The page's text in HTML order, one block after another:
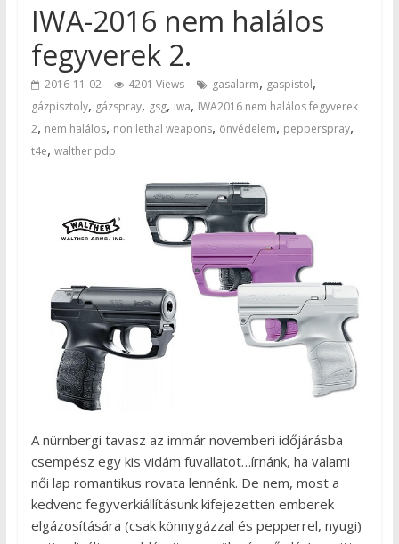
IWA-2016 nem halálos
fegyverek 2.
2016-11-02 4201 Views gasalarm, gaspistol,
gázpisztoly, gázspray, gsg, iwa, IWA2016 nem halálos fegyverek
2, nem halálos, non lethal weapons, önvédelem, pepperspray,
t4e, walther pdp
A nürnbergi tavasz az immár novemberi időjárásba
csempész egy kis vidám fuvallatot…írnánk, ha valami
női lap romantikus rovata lennénk. De nem, most a
kedvenc fegyverkiállításunk kifejezetten emberek
elgázosítására (csak könnygázzal és pepperrel, nyugi)